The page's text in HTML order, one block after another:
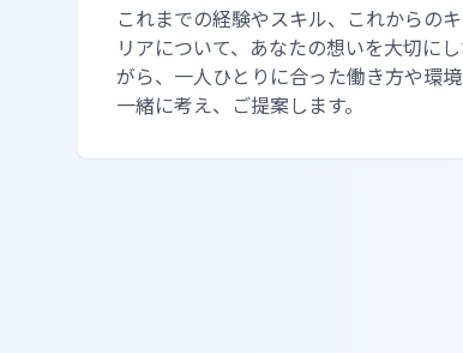
これまでの経験やスキル、これからの
リアについて、あなたの想いを大切に
がら、一人ひとりに合った働き方や環
一緒に考え、ご提案します。